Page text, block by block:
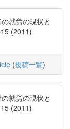
就労の現状と
(2011)
(投稿一覧)
就労の現状と
(2011)